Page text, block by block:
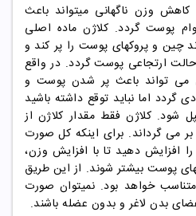
وزن ناگهانی میتواند باعث
پوست گردد. کلاژن ماده اصلی
چین و پروکهای پوست را پر کند و
ارتجاعی پوست گردد. در واقع
می تواند باعث پر شدن پوست و
گردد اما نباید توقع داشته باشید
شود. کلاژن فقط مقدار کلاژن از
گرداند. برای اینکه کل صورت
افزایش دهید تا با افزایش وزن،
پوست بیشتر شوند. از این طریق
خواهد بود. نمیتوان صورت
بدن لاغر و بدون عضله باشند.